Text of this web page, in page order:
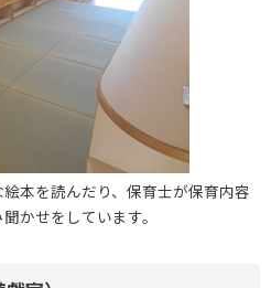
本を読んだり、保育士が保育内容
かせをしています。